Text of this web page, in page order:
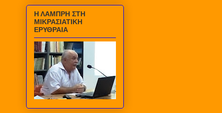
Η ΛΑΜΠΡΗ ΣΤΗ
ΜΙΚΡΑΣΙΑΤΙΚΗ
ΕΡΥΘΡΑΙΑ